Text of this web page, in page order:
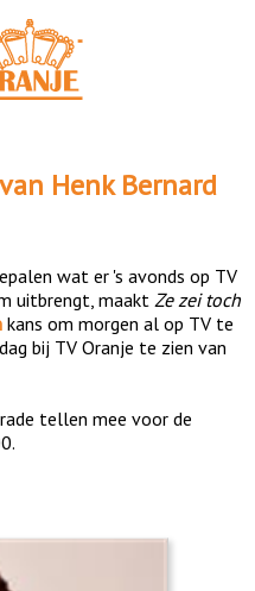
Henk Bernard
wat er 's avonds op TV
uitbrengt, maakt Ze zei toch
kans om morgen al op TV te
bij TV Oranje te zien van
tellen mee voor de